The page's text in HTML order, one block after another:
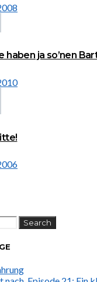
haben ja so’nen
Search